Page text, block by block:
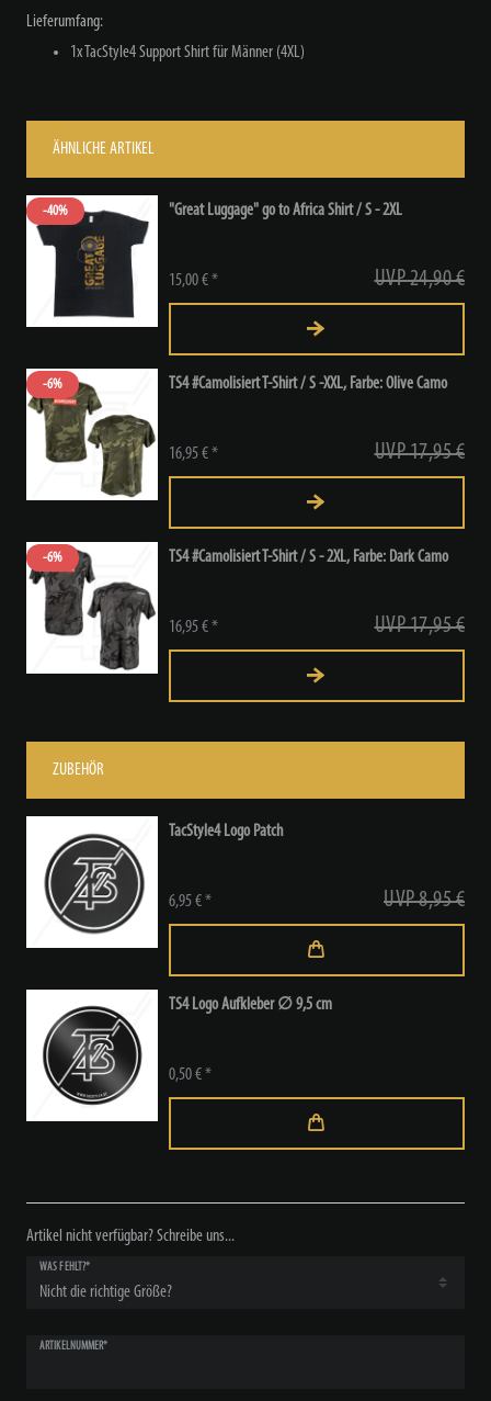
Lieferumfang:
1x TacStyle4 Support Shirt für Männer (4XL)
ÄHNLICHE ARTIKEL
-40% "Great Luggage" go to Africa Shirt / S - 2XL
UVP 24,90 €
15,00 € *
-6% TS4 #Camolisiert T-Shirt / S -XXL, Farbe: Olive Camo
UVP 17,95 €
16,95 € *
-6% TS4 #Camolisiert T-Shirt / S - 2XL, Farbe: Dark Camo
UVP 17,95 €
16,95 € *
ZUBEHÖR
TacStyle4 Logo Patch
UVP 8,95 €
6,95 € *
TS4 Logo Aufkleber ∅ 9,5 cm
0,50 € *
Artikel nicht verfügbar? Schreibe uns...
WAS FEHLT?*
ARTIKELNUMMER*